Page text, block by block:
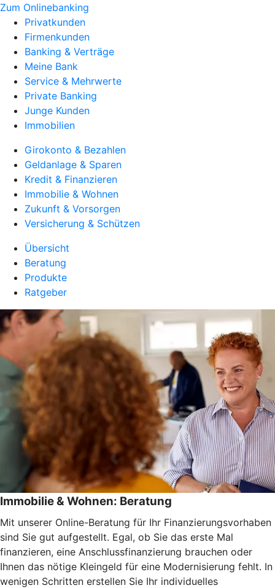
Zum Onlinebanking
Privatkunden
Firmenkunden
Banking & Verträge
Meine Bank
Service & Mehrwerte
Private Banking
Junge Kunden
Immobilien
Girokonto & Bezahlen
Geldanlage & Sparen
Kredit & Finanzieren
Immobilie & Wohnen
Zukunft & Vorsorgen
Versicherung & Schützen
Übersicht
Beratung
Produkte
Ratgeber
Immobilie & Wohnen: Beratung
Mit unserer Online-Beratung für Ihr Finanzierungsvorhaben
sind Sie gut aufgestellt. Egal, ob Sie das erste Mal
finanzieren, eine Anschlussfinanzierung brauchen oder
Ihnen das nötige Kleingeld für eine Modernisierung fehlt. In
wenigen Schritten erstellen Sie Ihr individuelles